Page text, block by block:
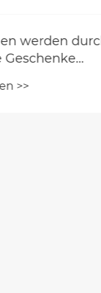
durch
ein